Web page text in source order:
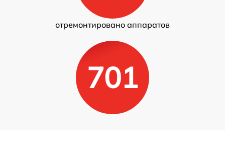
отремонтировано аппаратов
701